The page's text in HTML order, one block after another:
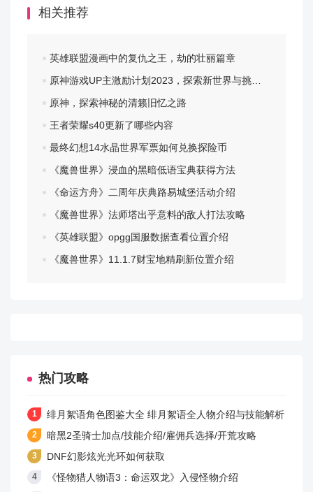
ps：队长用提高伤害的卡。
打法：
1、第一二回合：全员普攻，让五个人都活着（血量最低
不能被秒掉）。
3、第四五回合：在孙尚香第二个大之前秒掉孙权，可以
是正常普攻，有大放大，尽量让伤害最高的活到最后。
5、第九回合：孙尚香放大之前秒掉，不然抗不过去，我
最后剩杨修，大招可以秒掉。
相关推荐
英雄联盟漫画中的复仇之王，劫的壮丽篇章
原神游戏UP主激励计划2023，探索新世界与挑战自我
原神，探索神秘的清籁旧忆之路
王者荣耀s40更新了哪些内容
最终幻想14水晶世界军票如何兑换探险币
《魔兽世界》浸血的黑暗低语宝典获得方法
《命运方舟》二周年庆典路易城堡活动介绍
《魔兽世界》法师塔出乎意料的敌人打法攻略
《英雄联盟》opgg国服数据查看位置介绍
《魔兽世界》11.1.7财宝地精刷新位置介绍
热门攻略
绯月絮语角色图鉴大全 绯月絮语全人物介绍与技能解析
暗黑2圣骑士加点/技能介绍/雇佣兵选择/开荒攻略
DNF幻影炫光光环如何获取
《怪物猎人物语3：命运双龙》入侵怪物介绍